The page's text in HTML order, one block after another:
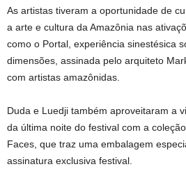
As artistas tiveram a oportunidade de
a arte e cultura da Amazônia nas
como o Portal, experiência sinestésica
dimensões, assinada pelo arquiteto
com artistas amazônidas.
Duda e Luedji também aproveitaram a
da última noite do festival com a
Faces, que traz uma embalagem
assinatura exclusiva festival.